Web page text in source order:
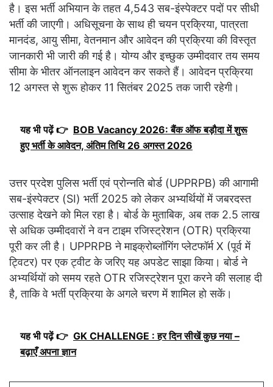
है। इस भर्ती अभियान के तहत 4,543 सब-इंस्पेक्टर पदों पर सीधी
भर्ती की जाएगी। अधिसूचना के साथ ही चयन प्रक्रिया, पात्रता
मानदंड, आयु सीमा, वेतनमान और आवेदन की प्रक्रिया की विस्तृत
जानकारी भी जारी की गई है। योग्य और इच्छुक उम्मीदवार तय समय
सीमा के भीतर ऑनलाइन आवेदन कर सकते हैं। आवेदन प्रक्रिया
12 अगस्त से शुरू होकर 11 सितंबर 2025 तक जारी रहेगी।
यह भी पढ़ें 👉 BOB Vacancy 2026: बैंक ऑफ बड़ौदा में शुरू
हुए भर्ती के आवेदन, अंतिम तिथि 26 अगस्त 2026
उत्तर प्रदेश पुलिस भर्ती एवं प्रोन्नति बोर्ड (UPPRPB) की आगामी
सब-इंस्पेक्टर (SI) भर्ती 2025 को लेकर अभ्यर्थियों में जबरदस्त
उत्साह देखने को मिल रहा है। बोर्ड के मुताबिक, अब तक 2.5 लाख
से अधिक उम्मीदवारों ने वन टाइम रजिस्ट्रेशन (OTR) प्रक्रिया
पूरी कर ली है। UPPRPB ने माइक्रोब्लॉगिंग प्लेटफॉर्म X (पूर्व में
ट्विटर) पर एक ट्वीट के जरिए यह अपडेट साझा किया। बोर्ड ने
अभ्यर्थियों को समय रहते OTR रजिस्ट्रेशन पूरा करने की सलाह दी
है, ताकि वे भर्ती प्रक्रिया के अगले चरण में शामिल हो सकें।
यह भी पढ़ें 👉 GK CHALLENGE : हर दिन सीखें कुछ नया –
बढ़ाएँ अपना ज्ञान